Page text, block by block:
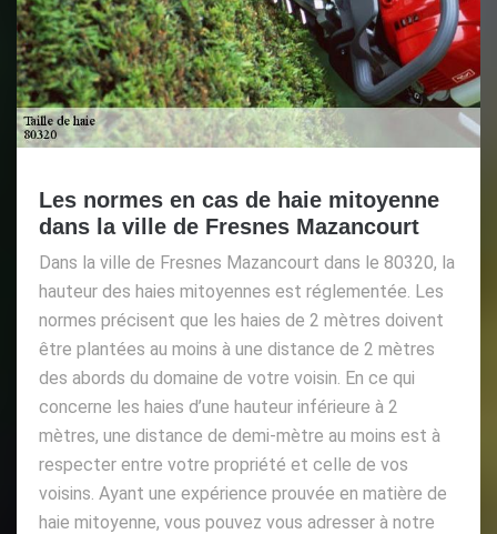
Les normes en cas de haie mitoyenne
dans la ville de Fresnes Mazancourt
Dans la ville de Fresnes Mazancourt dans le 80320, la
hauteur des haies mitoyennes est réglementée. Les
normes précisent que les haies de 2 mètres doivent
être plantées au moins à une distance de 2 mètres
des abords du domaine de votre voisin. En ce qui
concerne les haies d’une hauteur inférieure à 2
mètres, une distance de demi-mètre au moins est à
respecter entre votre propriété et celle de vos
voisins. Ayant une expérience prouvée en matière de
haie mitoyenne, vous pouvez vous adresser à notre